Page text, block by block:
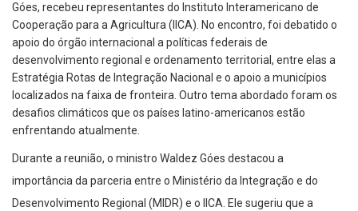
Góes, recebeu representantes do Instituto Interamericano de
Cooperação para a Agricultura (IICA). No encontro, foi debatido o
apoio do órgão internacional a políticas federais de
desenvolvimento regional e ordenamento territorial, entre elas a
Estratégia Rotas de Integração Nacional e o apoio a municípios
localizados na faixa de fronteira. Outro tema abordado foram os
desafios climáticos que os países latino-americanos estão
enfrentando atualmente.
Durante a reunião, o ministro Waldez Góes destacou a
importância da parceria entre o Ministério da Integração e do
Desenvolvimento Regional (MIDR) e o IICA. Ele sugeriu que a